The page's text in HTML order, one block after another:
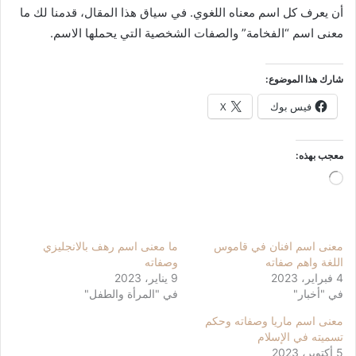
أن يعرف كل اسم معناه اللغوي. في سياق هذا المقال، قدمنا ​​لك ما
معنى اسم “الفخامة” والصفات الشخصية التي يحملها الاسم.
شارك هذا الموضوع:
فيس بوك X
معجب بهذه:
جاري
معنى اسم افنان في قاموس
اللغة واهم صفاته
4 فبراير، 2023
في "أخبار"
ما معنى اسم رهف بالانجليزي
وصفاته
9 يناير، 2023
في "المرأة والطفل"
معنى اسم ماريا وصفاته وحكم
تسميته في الإسلام
5 أكتوبر، 2023